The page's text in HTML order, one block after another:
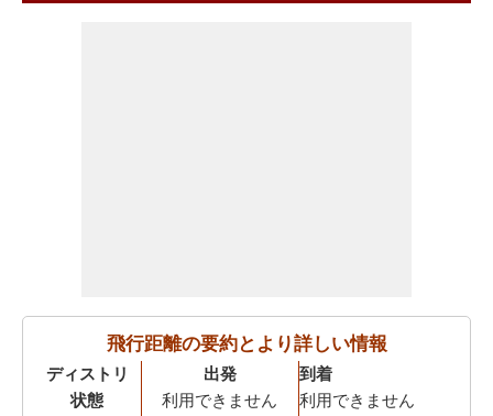
飛行距離の要約とより詳しい情報
ディストリ
状態
出発
利用できません
到着
利用できません